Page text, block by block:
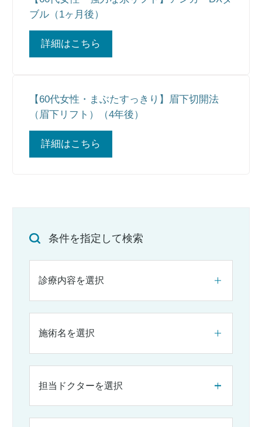
ブル（1ヶ月後）
詳細はこちら
【60代女性・まぶたすっきり】眉下切開法
（眉下リフト）（4年後）
詳細はこちら
条件を指定して検索
診療内容を選択
施術名を選択
担当ドクターを選択